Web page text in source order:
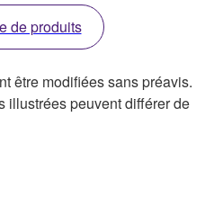
de produits
être modifiées sans préavis.
illustrées peuvent différer de